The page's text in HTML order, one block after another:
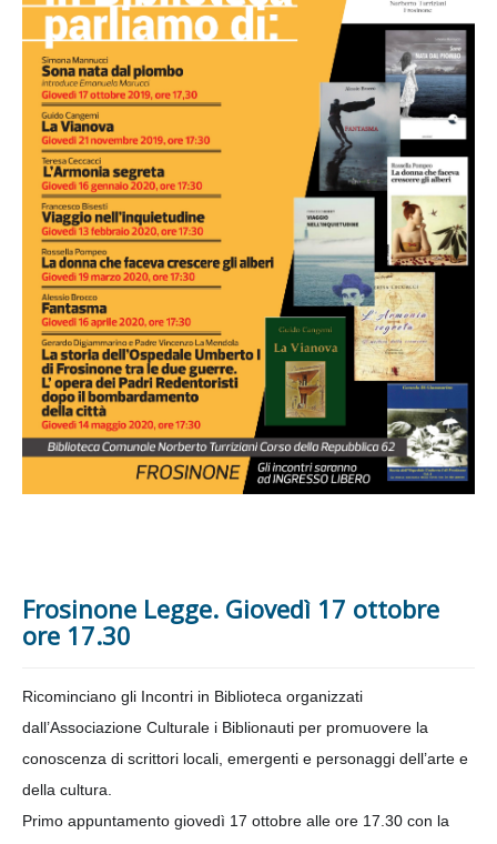
Frosinone Legge. Giovedì 17 ottobre
ore 17.30
Ricominciano gli Incontri in Biblioteca organizzati
dall’Associazione Culturale i Biblionauti per promuovere la
conoscenza di scrittori locali, emergenti e personaggi dell’arte e
della cultura.
Primo appuntamento giovedì 17 ottobre alle ore 17.30 con la